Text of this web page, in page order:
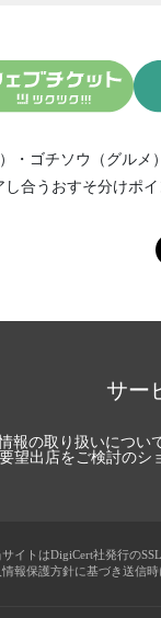
・ ゴチソウ（グルメ）
合う おすそ分けポ
サー
報の取り扱いについ
望出店をご検討のシ
イトはDigiCert社発行の
情報保護方針に基づき送信